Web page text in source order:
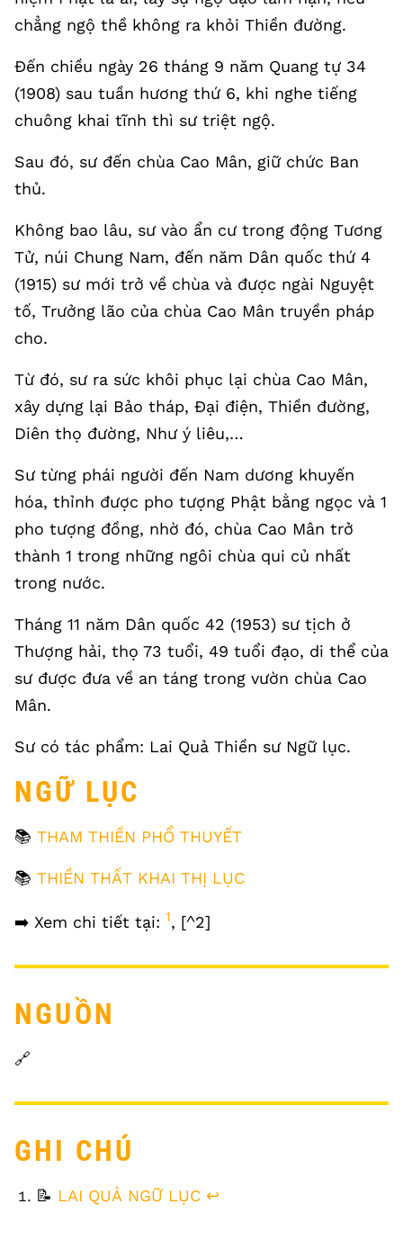
chẳng ngộ thề không ra khỏi Thiền đường.
Đến chiều ngày 26 tháng 9 năm Quang tự 34
(1908) sau tuần hương thứ 6, khi nghe tiếng
chuông khai tĩnh thì sư triệt ngộ.
Sau đó, sư đến chùa Cao Mân, giữ chức Ban
thủ.
Không bao lâu, sư vào ẩn cư trong động Tương
Tử, núi Chung Nam, đến năm Dân quốc thứ 4
(1915) sư mới trở về chùa và được ngài Nguyệt
tố, Trưởng lão của chùa Cao Mân truyền pháp
cho.
Từ đó, sư ra sức khôi phục lại chùa Cao Mân,
xây dựng lại Bảo tháp, Đại điện, Thiền đường,
Diên thọ đường, Như ý liêu,…
Sư từng phái người đến Nam dương khuyến
hóa, thỉnh được pho tượng Phật bằng ngọc và 1
pho tượng đồng, nhờ đó, chùa Cao Mân trở
thành 1 trong những ngôi chùa qui củ nhất
trong nước.
Tháng 11 năm Dân quốc 42 (1953) sư tịch ở
Thượng hải, thọ 73 tuổi, 49 tuổi đạo, di thể của
sư được đưa về an táng trong vườn chùa Cao
Mân.
Sư có tác phẩm: Lai Quả Thiền sư Ngữ lục.
NGỮ LỤC
📚 THAM THIỀN PHỔ THUYẾT
📚 THIỀN THẤT KHAI THỊ LỤC
➡️ Xem chi tiết tại: 1, [^2]
NGUỒN
🔗
GHI CHÚ
FOOTNOTES
📝 LAI QUẢ NGỮ LỤC ↩